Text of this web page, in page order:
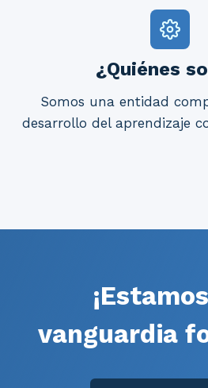
¿Quiénes
Somos una entidad
desarrollo del aprendizaje
vanguardia